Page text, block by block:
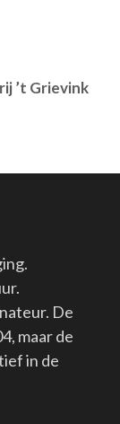
’t Grievink
De
maar de
in de